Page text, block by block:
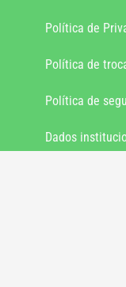
Política de
Política de
Política de
Dados